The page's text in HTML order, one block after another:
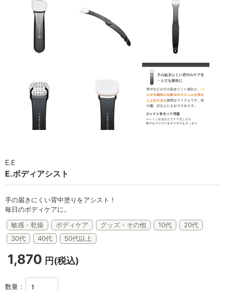
E.E
マーヴェラティ
太古の記憶
野の花グッズ
スキンケアチケット
オンラインレッスンチケット
E.E
E.ボディアシスト
手の届きにくい背中塗りをアシスト！
毎日のボディケアに。
敏感・乾燥
ボディケア グッズ・その他 10代
20代
30代
40代 50代以上
1,870 円(税込)
数量：